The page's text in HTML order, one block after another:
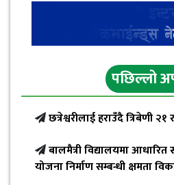
पछिल्लो
छत्रेश्वरीलाई हराउँदै त्रिबेणी
बालमैत्री विद्यालयमा आधारित
योजना निर्माण सम्बन्धी क्षमता